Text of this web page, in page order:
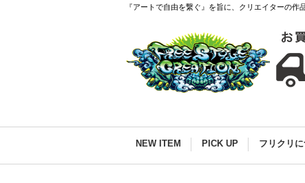
『アートで自由を繋ぐ』を旨に、クリエイターの
NEW ITEM PICK UP フリクリ